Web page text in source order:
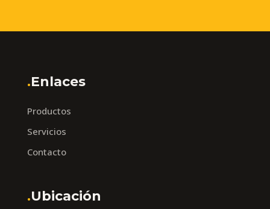
.Enlaces
Productos
Servicios
Contacto
.Ubicación